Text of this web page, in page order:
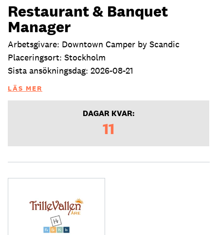
Restaurant & Banquet
Manager
Arbetsgivare: Downtown Camper by Scandic
Placeringsort: Stockholm
Sista ansökningsdag: 2026-08-21
LÄS MER
DAGAR KVAR:
11